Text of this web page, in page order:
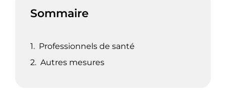
Sommaire
Professionnels de santé
Autres mesures